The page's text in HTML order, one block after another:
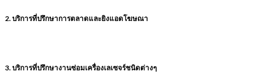
2. บริการที่ปรึกษาการตลาดและยิงแอดโฆษณา
3. บริการที่ปรึกษางานซ่อมเครื่องเลเซจร์ชนิดต่างๆ